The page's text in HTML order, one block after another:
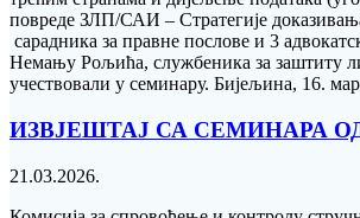
повреде ЗЛП/САИ – Стратегије
сарадника за правне послове и 3
Немању Рољића, службеника за заштиту
учествовали у семинару. Бијељина, 16.
ИЗВЈЕШТАЈ СА СЕМИНАРА
21.03.2026.